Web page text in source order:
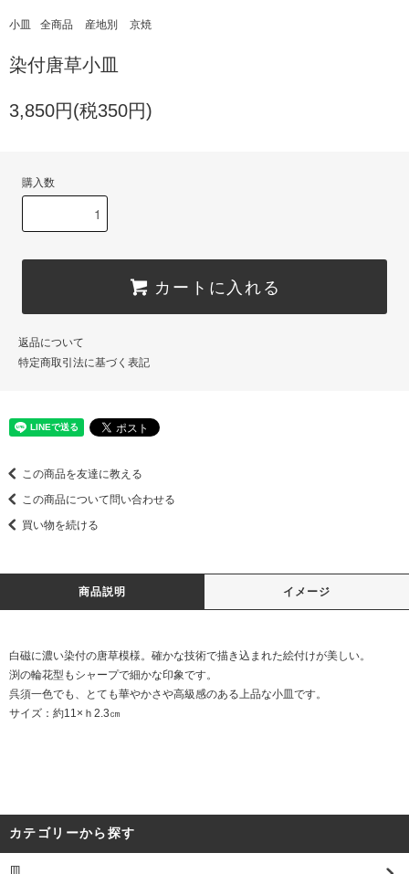
小皿 全商品 産地別 京焼
染付唐草小皿
3,850円(税350円)
購入数
カートに入れる
返品について
特定商取引法に基づく表記
この商品を友達に教える
この商品について問い合わせる
買い物を続ける
商品説明 イメージ
白磁に濃い染付の唐草模様。確かな技術で描き込まれた絵付けが美しい。
渕の輪花型もシャープで細かな印象です。
呉須一色でも、とても華やかさや高級感のある上品な小皿です。
サイズ：約11×ｈ2.3㎝
カテゴリーから探す